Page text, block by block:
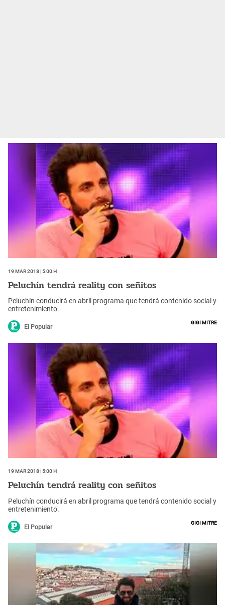
19 Mar 2018 | 5:00 h
Peluchín tendrá reality con señitos
Peluchín conducirá en abril programa que tendrá contenido social y
entretenimiento.
El Popular
Gigi Mitre
19 Mar 2018 | 5:00 h
Peluchín tendrá reality con señitos
Peluchín conducirá en abril programa que tendrá contenido social y
entretenimiento.
El Popular
Gigi Mitre